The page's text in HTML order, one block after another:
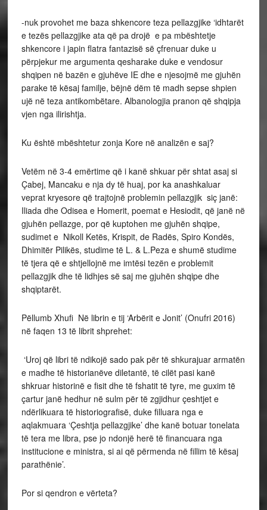
-nuk provohet me baza shkencore teza pellazgjike ‘idhtarët
e tezës pellazgjike ata që pa drojë e pa mbështetje
shkencore i japin flatra fantazisë së çfrenuar duke u
përpjekur me argumenta qesharake duke e vendosur
shqipen në bazën e gjuhëve IE dhe e njesojmë me gjuhën
parake të kësaj familje, bëjnë dëm të madh sepse shpien
ujë në teza antikombëtare. Albanologjia pranon që shqipja
vjen nga ilirishtja.
Ku është mbështetur zonja Kore në analizën e saj?
Vetëm në 3-4 emërtime që i kanë shkuar për shtat asaj si
Çabej, Mancaku e nja dy të huaj, por ka anashkaluar
veprat kryesore që trajtojnë problemin pellazgjik siç janë:
Iliada dhe Odisea e Homerit, poemat e Hesiodit, që janë në
gjuhën pellazge, por që kuptohen me gjuhën shqipe,
sudimet e Nikoll Ketës, Krispit, de Radës, Spiro Kondës,
Dhimitër Pilikës, studime të L. & L.Peza e shumë studime
të tjera që e shtjellojnë me imtësi tezën e problemit
pellazgjik dhe të lidhjes së saj me gjuhën shqipe dhe
shqiptarët.
Pëllumb Xhufi Në librin e tij ‘Arbërit e Jonit’ (Onufri 2016)
në faqen 13 të librit shprehet:
‘Uroj që libri të ndikojë sado pak për të shkurajuar armatën
e madhe të historianëve diletantë, të cilët pasi kanë
shkruar historinë e fisit dhe të fshatit të tyre, me guxim të
çartur janë hedhur në sulm për të zgjidhur çeshtjet e
ndërlikuara të historiografisë, duke filluara nga e
aqlakmuara ‘Çeshtja pellazgjike’ dhe kanë botuar tonelata
të tera me libra, pse jo ndonjë herë të financuara nga
institucione e ministra, si ai që përmenda në fillim të kësaj
parathënie’.
Por si qendron e vërteta?